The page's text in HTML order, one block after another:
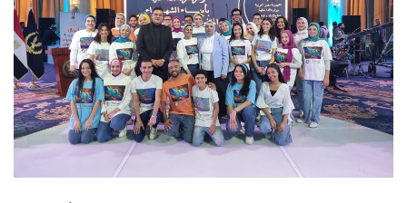
الدراسات العليا
الخريجين
الموظفون
الزائـرون